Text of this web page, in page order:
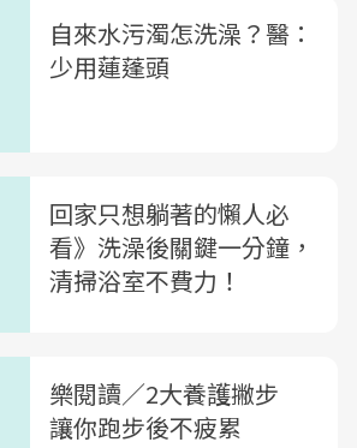
自來水污濁怎洗澡？醫：
少用蓮蓬頭
回家只想躺著的懶人必
看》洗澡後關鍵一分鐘，
清掃浴室不費力！
樂閱讀／2大養護撇步
讓你跑步後不疲累